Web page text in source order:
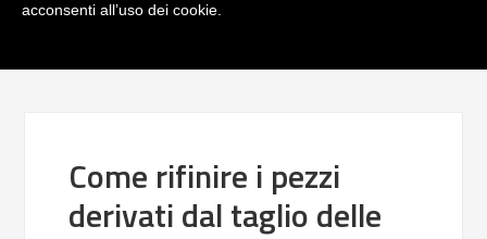
Come rifinire i pezzi
derivati dal taglio delle
acconsenti all’uso dei cookie.